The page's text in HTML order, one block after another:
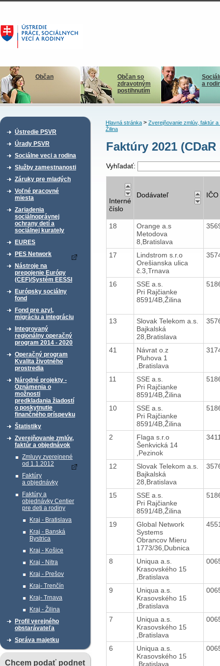
Občan
Občan so
zdravotným
postihnutím
a
Ústredie PSVR
Úrady PSVR
Sociálne veci a rodina
Služby zamestnanosti
Záruky pre mladých
Voľné pracovné
miesta
Zariadenia
sociálnoprávnej
ochrany detí a
sociálnej kurately
EURES
PES Network
Nástroje na
prepojenie Európy
(CEF)/Systém EESSI
Európsky sociálny
fond
Fond pre azyl,
migráciu a integráciu
Integrovaný
regionálny operačný
program 2014 - 2020
Operačný program
Kvalita životného
prostredia
Národné projekty -
Oznámenia o
možnosti
predkladania žiadostí
o poskytnutie
finančného príspevku
Štatistiky
Zverejňovanie zmlúv,
faktúr a objednávok
Zmluvy zverejnené
od 1.1.2012
Faktúry
a objednávky
Faktúry a
objednávky Centier
pre deti a rodiny
Kraj - Bratislava
Kraj - Banská
Bystrica
Kraj - Košice
Kraj - Nitra
Kraj - Prešov
Kraj- Trenčín
Kraj- Trnava
Kraj - Žilina
Profil verejného
obstarávateľa
Správa majetku
Chcem podať podnet
Hlavná stránka> Zverejňovanie zmlúv, faktúr a
Žilina
Faktúry 2021
Vyhľadať:
Interné
číslo
Dodávateľ IČO
18
Orange a.s
Metodova
8,Bratislava
17
Lindstrom s.r.o
Orešianska ulica
č.3,Trnava
16
SSE a.s.
Pri Rajčianke
8591/4B,Žilina
13
Slovak Telekom a.s.
Bajkalská
28,Bratislava
41
Návrat o.z
Pluhova 1
,Bratislava
11
SSE a.s.
Pri Rajčianke
8591/4B,Žilina
10
SSE a.s.
Pri Rajčianke
8591/4B,Žilina
2
Flaga s.r.o
Šenkvická 14
,Pezinok
12
Slovak Telekom a.s.
Bajkalská
28,Bratislava
15
SSE a.s.
Pri Rajčianke
8591/4B,Žilina
19
Global Network
Systems
Obrancov Mieru
1773/36,Dubnica
8
Uniqua a.s.
Krasovského 15
,Bratislava
9
Uniqua a.s.
Krasovského 15
,Bratislava
7
Uniqua a.s.
Krasovského 15
,Bratislava
6
Uniqua a.s.
Krasovského 15
,Bratislava